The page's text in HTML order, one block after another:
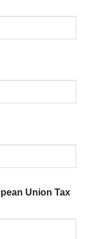
Union Tax